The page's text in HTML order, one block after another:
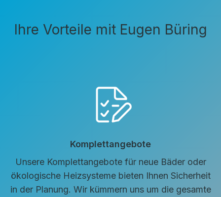
Ihre Vorteile mit Eugen Büring
Komplettangebote
Unsere Komplettangebote für neue Bäder oder
ökologische Heizsysteme bieten Ihnen Sicherheit
in der Planung. Wir kümmern uns um die gesamte